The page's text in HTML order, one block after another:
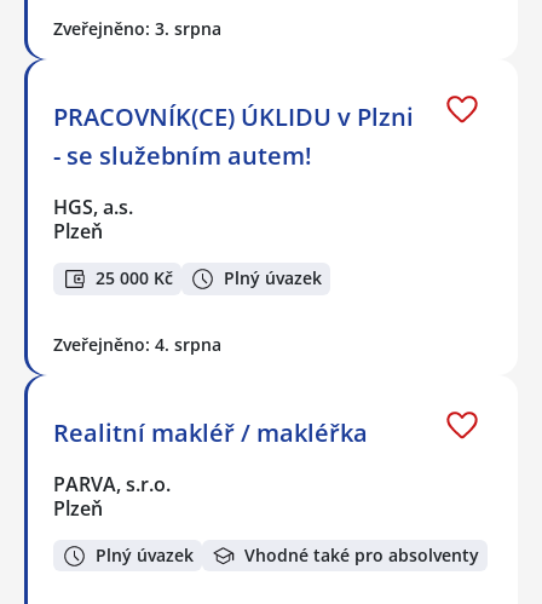
Zveřejněno: 3. srpna
PRACOVNÍK(CE) ÚKLIDU v Plzni
- se služebním autem!
HGS, a.s.
Plzeň
25 000 Kč Plný úvazek
Zveřejněno: 4. srpna
Realitní makléř / makléřka
PARVA, s.r.o.
Plzeň
Plný úvazek Vhodné také pro absolventy